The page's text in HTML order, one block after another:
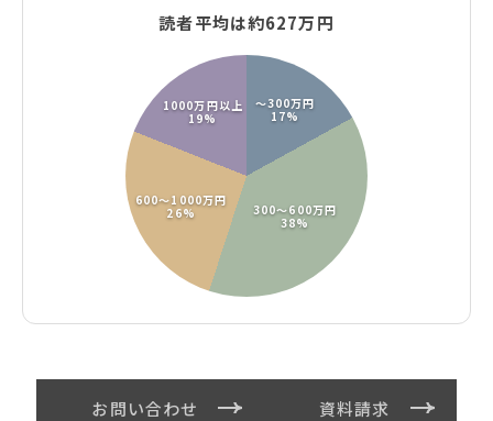
読者平均は約627万円
〜300万円
17%
300〜600万円
38%
600〜1000万円
26%
1000万円以上
19%
お問い合わせ 資料請求